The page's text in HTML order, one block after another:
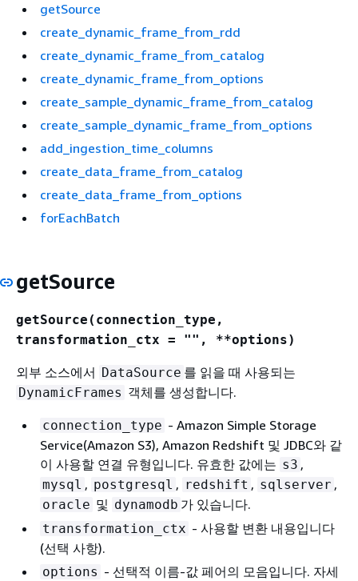
getSource
create_dynamic_frame_from_rdd
create_dynamic_frame_from_catalog
create_dynamic_frame_from_options
create_sample_dynamic_frame_from_catalog
create_sample_dynamic_frame_from_options
add_ingestion_time_columns
create_data_frame_from_catalog
create_data_frame_from_options
forEachBatch
getSource
getSource(connection_type,
transformation_ctx = "", **options)
외부 소스에서 DataSource 를 읽을 때 사용되는
DynamicFrames 객체를 생성합니다.
connection_type - Amazon Simple Storage
Service(Amazon S3), Amazon Redshift 및 JDBC와 같
이 사용할 연결 유형입니다. 유효한 값에는 s3 ,
mysql , postgresql , redshift , sqlserver ,
oracle 및 dynamodb 가 있습니다.
transformation_ctx - 사용할 변환 내용입니다
(선택 사항).
options - 선택적 이름-값 페어의 모음입니다. 자세